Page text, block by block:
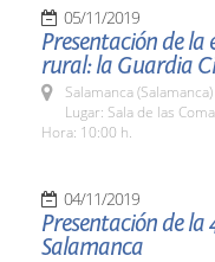
05/11/2019
Presentación de la
rural: la Guardia
Salamanca (Salamanca)
Lugar: Sala de las
Hora: 10:00 h.
04/11/2019
Presentación de
Salamanca